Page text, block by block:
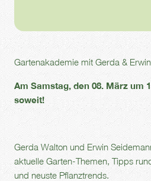
Gartenakademie mit Gerda & Erwin
Am Samstag, den 08. März um
soweit!
Gerda Walton und Erwin
aktuelle Garten-Themen, Tipps
und neuste Pflanztrends.